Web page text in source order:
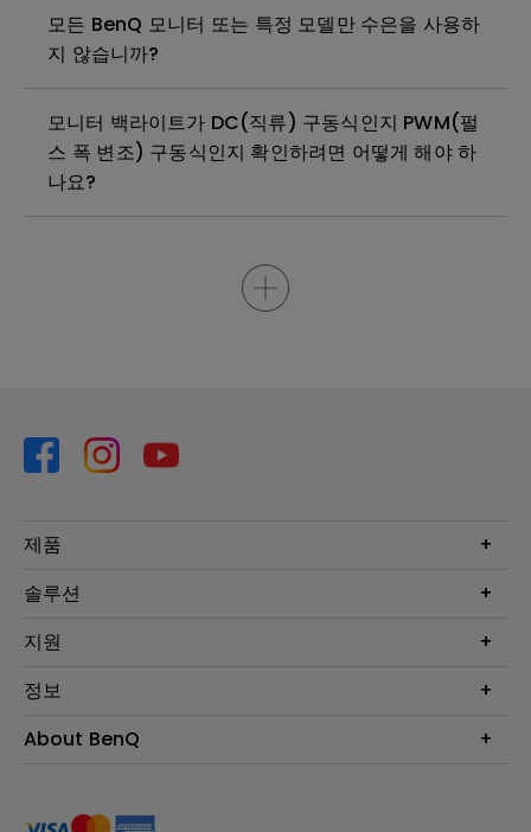
모든 BenQ 모니터 또는 특정 모델만 수은을 사용하
지 않습니까?
모니터 백라이트가 DC(직류) 구동식인지 PWM(펄
스 폭 변조) 구동식인지 확인하려면 어떻게 해야 하
나요?
제품
프로젝터
조명
솔루션
Eye-Care 모니터
e스포츠
비즈니스 디스플레이
지원
문의
서비스센터
정보
프로젝터 거리계산기
About BenQ
사회적 책임